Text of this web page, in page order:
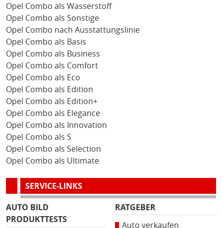
Opel Combo als Wasserstoff
Opel Combo als Sonstige
Opel Combo nach Ausstattungslinie
Opel Combo als Basis
Opel Combo als Business
Opel Combo als Comfort
Opel Combo als Eco
Opel Combo als Edition
Opel Combo als Edition+
Opel Combo als Elegance
Opel Combo als Innovation
Opel Combo als S
Opel Combo als Selection
Opel Combo als Ultimate
SERVICE-LINKS
AUTO BILD
PRODUKTTESTS
RATGEBER
Auto verkaufen